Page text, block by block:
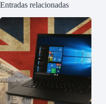
Entradas relacionadas